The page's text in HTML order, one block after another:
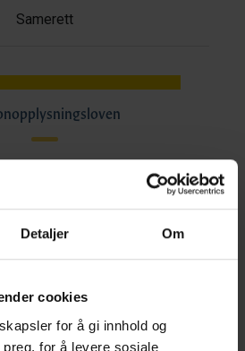
Detaljer Om
cookies
for å gi innhold og
for å levere sosiale
Samerett
, person- og barnerett